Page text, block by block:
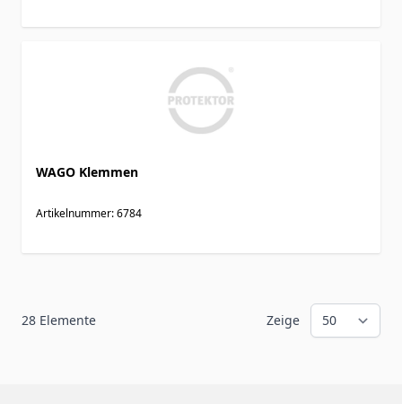
WAGO Klemmen
Artikelnummer: 6784
28 Elemente Zeige